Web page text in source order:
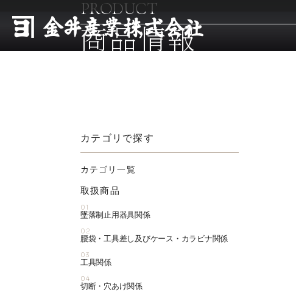
PRODUCT
商品情報
カテゴリで探す
カテゴリ一覧
取扱商品
01
墜落制止用器具関係
02
腰袋・工具差し及びケース・カラビナ関係
03
工具関係
04
切断・穴あけ関係